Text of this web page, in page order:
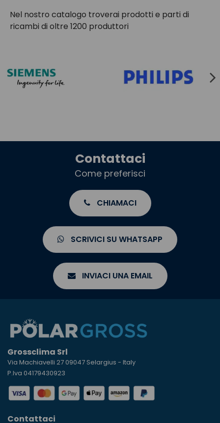
Nel nostro catalogo troverai prodotti e parti di
ricambi di oltre 1200 produttori
Contattaci
Come preferisci
CHIAMACI
SCRIVICI SU WHATSAPP
INVIACI UNA EMAIL
Grossclima Srl
Via Machiavelli 27 09047 Selargius - Italy
P.Iva 04179430923
Contattaci